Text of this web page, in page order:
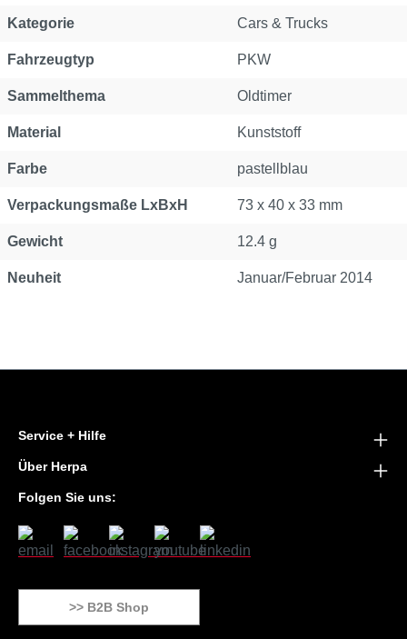
Kategorie Cars & Trucks
Fahrzeugtyp PKW
Sammelthema Oldtimer
Material Kunststoff
Farbe pastellblau
Verpackungsmaße LxBxH 73 x 40 x 33 mm
Gewicht 12.4 g
Neuheit Januar/Februar 2014
Service + Hilfe
Über Herpa
Folgen Sie uns:
>> B2B Shop